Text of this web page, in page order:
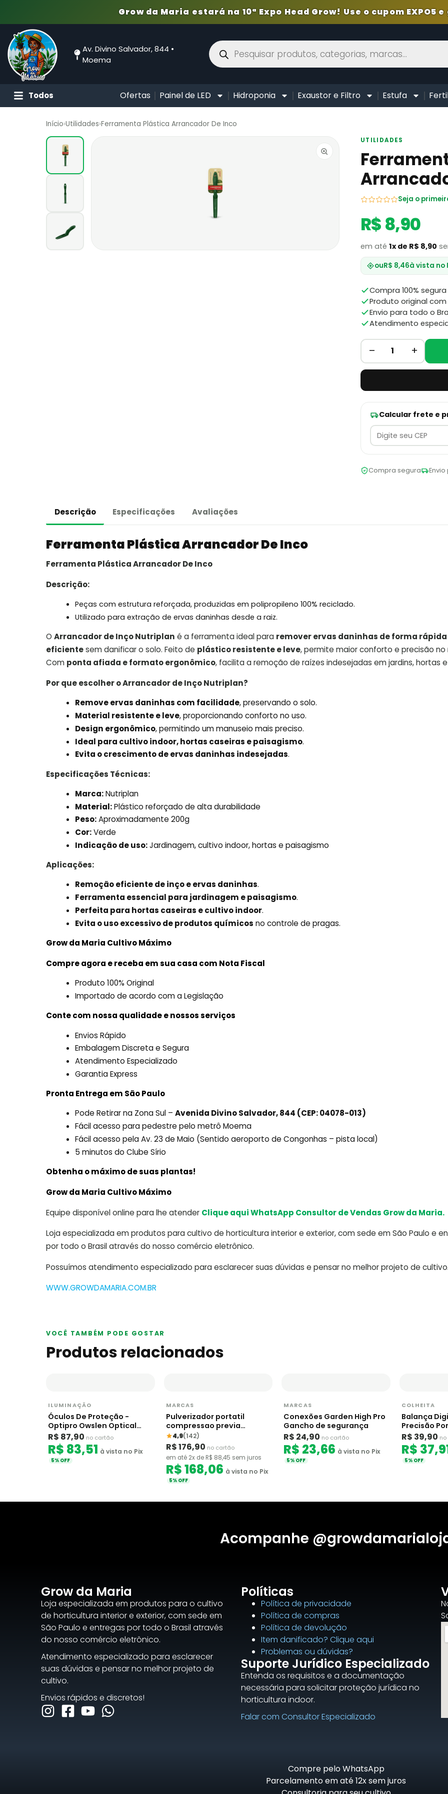
Grow da Maria estará na 10ª Expo Head Grow! Use o cupom EXPO5
Av. Divino Salvador, 844 •
Moema
Todos Ofertas Painel de LED Hidroponia Exaustor e Filtro Estufa
Início›Utilidades›Ferramenta Plástica Arrancador De Inco
UTILIDADES
Seja o
R$ 8,90
em até 1x de R$ 8,90
ouR$ 8,46à vista no
Compra 100%
Produto original
Envio para todo o
Atendimento
– 1 +
Calcular frete e
Compra segura
Descrição Especificações Avaliações
Ferramenta Plástica Arrancador De Inco
Ferramenta Plástica Arrancador De Inco
Descrição:
Peças com estrutura reforçada, produzidas em polipropileno 100% reciclado.
Utilizado para extração de ervas daninhas desde a raiz.
O Arrancador de Inço Nutriplan é a ferramenta ideal para remover ervas daninhas de forma rápida
eficientesem danificar o solo. Feito de plástico resistente e leve, permite maior conforto e precisão no
Com ponta afiada e formato ergonômico, facilita a remoção de raízes indesejadas em jardins, hortas
Por que escolher o Arrancador de Inço Nutriplan?
Remove ervas daninhas com facilidade, preservando o solo.
Material resistente e leve, proporcionando conforto no uso.
Design ergonômico, permitindo um manuseio mais preciso.
Ideal para cultivo indoor, hortas caseiras e paisagismo.
Evita o crescimento de ervas daninhas indesejadas.
Especificações Técnicas:
Marca:Nutriplan
Material:Plástico reforçado de alta durabilidade
Peso:Aproximadamente 200g
Cor:Verde
Indicação de uso:Jardinagem, cultivo indoor, hortas e paisagismo
Aplicações:
Remoção eficiente de inço e ervas daninhas.
Ferramenta essencial para jardinagem e paisagismo.
Perfeita para hortas caseiras e cultivo indoor.
Evita o uso excessivo de produtos químicos no controle de pragas.
Grow da Maria CultivoMáximo
Compre agora e receba em sua casa com Nota Fiscal
Produto 100% Original
Importado de acordo com a Legislação
Conte com nossa qualidade e nossos serviços
Envios Rápido
Embalagem Discreta e Segura
Atendimento Especializado
Garantia Express
Pronta Entrega em São Paulo
Pode Retirar na Zona Sul –Avenida Divino Salvador, 844 (CEP: 04078-013)
Fácil acesso para pedestre pelo metrô Moema
Fácil acesso pela Av. 23 de Maio (Sentido aeroporto de Congonhas – pista local)
5 minutos do Clube Sírio
Obtenha o máximo de suas plantas!
Grow da Maria Cultivo Máximo
Equipe disponível online para lhe atender Clique aqui WhatsApp Consultor de Vendas Grow da Maria.
Loja especializada em produtos para cultivo de horticultura interior e exterior, com sede em São Paulo e
por todo o Brasil através do nosso comércio eletrônico.
Possuímos atendimento especializado para esclarecer suas dúvidas e pensar no melhor projeto de cultivo.
WWW.GROWDAMARIA.COM.BR
VOCÊ TAMBÉM PODE GOSTAR
Produtos relacionados
ILUMINAÇÃO
Óculos De Proteção -
Optipro Owslen Optical
Garden Highpro
R$ 87,90 no cartão
R$ 83,51 à vista no Pix
5% OFF
MARCAS
Pulverizador portatil
compressao previa
Vivosun 7L
4,9(142)
R$ 176,90 no cartão
em até 2x de R$ 88,45 sem juros
R$ 168,06 à vista no Pix
5% OFF
MARCAS
Conexões Garden High Pro
Gancho de segurança
R$ 24,90 no cartão
R$ 23,66 à vista no Pix
5% OFF
COLHEITA
Balança
Precisão
R$ 39,90
R$
5% OFF
Acompanhe
Grow da Maria
Loja especializada em produtos para o cultivo
de horticultura interior e exterior, com sede em
São Paulo e entregas por todo o Brasil através
do nosso comércio eletrônico.
Atendimento especializado para esclarecer
suas dúvidas e pensar no melhor projeto de
cultivo.
Envios rápidos e discretos!
Políticas
Política de privacidade
Política de compras
Política de devolução
Item danificado? Clique aqui
Problemas ou dúvidas?
Suporte Jurídico Especializado
Entenda os requisitos e a documentação
necessária para solicitar proteção jurídica no
horticultura indoor.
Falar com Consultor Especializado
Compre pelo WhatsApp
Parcelamento em até 12x sem juros